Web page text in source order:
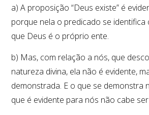
a) A proposição “Deus existe” é
porque nela o predicado se identifica
que Deus é o próprio ente.
b) Mas, com relação a nós, que
natureza divina, ela não é evidente,
demonstrada. E o que se demonstra
que é evidente para nós não cabe